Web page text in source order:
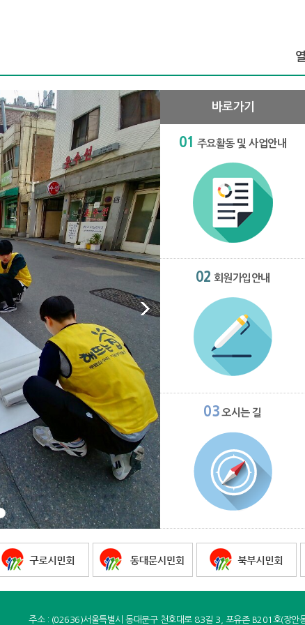
바로가기
01 주요활동 및 사업안내
02 회원가입안내
03 오시는 길
주소 : (02636)서울특별시 동대문구 천호대로 83길 3, 포유존 B201호(장안